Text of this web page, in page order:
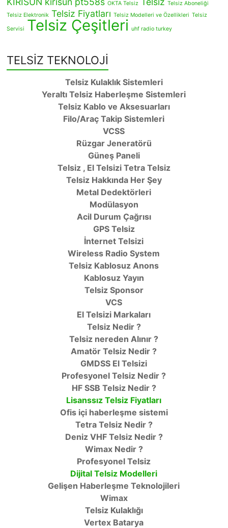
OKTA Telsiz
Telsiz Aboneliği
Telsiz Elektronik Telsiz Fiyatları Telsiz Modelleri ve Özellikleri Telsiz
Servisi Telsiz Çeşitleri uhf radio turkey
TELSİZ TEKNOLOJİ
Telsiz Kulaklık Sistemleri
Yeraltı Telsiz Haberleşme Sistemleri
Telsiz Kablo ve Aksesuarları
Filo/Araç Takip Sistemleri
VCSS
Rüzgar Jeneratörü
Güneş Paneli
Telsiz , El Telsizi Tetra Telsiz
Telsiz Hakkında Her Şey
Metal Dedektörleri
Modülasyon
Acil Durum Çağrısı
GPS Telsiz
İnternet Telsizi
Wireless Radio System
Telsiz Kablosuz Anons
Kablosuz Yayın
Telsiz Sponsor
VCS
El Telsizi Markaları
Telsiz Nedir ?
Telsiz nereden Alınır ?
Amatör Telsiz Nedir ?
GMDSS El Telsizi
Profesyonel Telsiz Nedir ?
HF SSB Telsiz Nedir ?
Lisanssız Telsiz Fiyatları
Ofis içi haberleşme sistemi
Tetra Telsiz Nedir ?
Deniz VHF Telsiz Nedir ?
Wimax Nedir ?
Profesyonel Telsiz
Dijital Telsiz Modelleri
Gelişen Haberleşme Teknolojileri
Wimax
Telsiz Kulaklığı
Vertex Batarya